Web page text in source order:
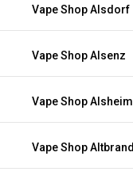
Vape Shop Alsdorf
Vape Shop Alsenz
Vape Shop Alsheim
Vape Shop Altbrand